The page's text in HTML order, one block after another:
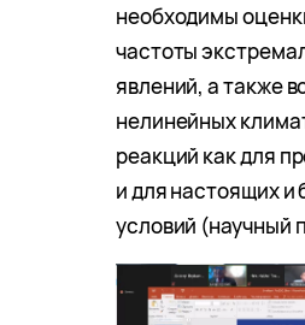
необходимы
частоты
явлений, а также
нелинейных
реакций как для
и для настоящих и
условий (научный